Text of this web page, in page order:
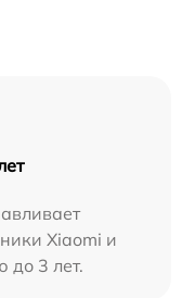
Xiaomi и
до 3 лет.